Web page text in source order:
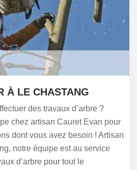
À LE CHASTANG
des travaux d’arbre ?
chez artisan Cauret Evan pour
dont vous avez besoin ! Artisan
notre équipe est au service
d’arbre pour tout le